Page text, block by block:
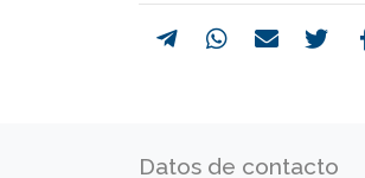
Datos de contacto